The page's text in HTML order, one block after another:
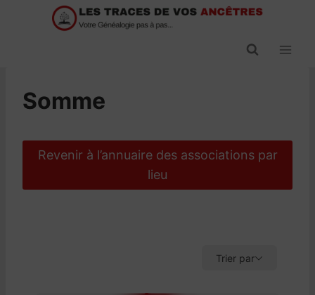
Somme
Revenir à l’annuaire des associations par
lieu
Trier par